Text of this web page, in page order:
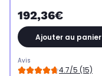
192,36€
Ajouter au panier
Avis
4.7/5 (15)